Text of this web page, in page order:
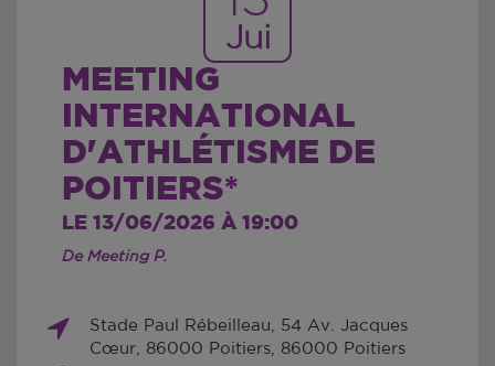
Jui
MEETING
INTERNATIONAL
D'ATHLÉTISME DE
POITIERS*
LE 13/06/2026 À 19:00
De Meeting P.
Stade Paul Rébeilleau, 54 Av. Jacques
Cœur, 86000 Poitiers, 86000 Poitiers